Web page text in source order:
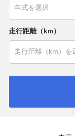
走行距離（km）